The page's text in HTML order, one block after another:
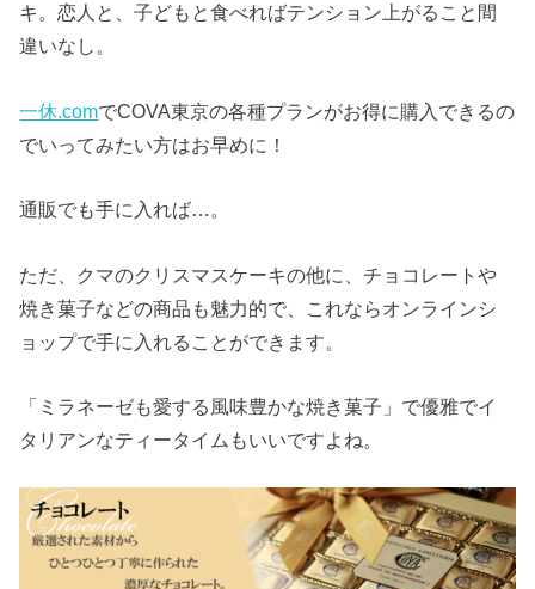
キ。恋人と、子どもと食べればテンション上がること間
違いなし。
一休.comでCOVA東京の各種プランがお得に購入できるの
でいってみたい方はお早めに！
通販でも手に入れば…。
ただ、クマのクリスマスケーキの他に、チョコレートや
焼き菓子などの商品も魅力的で、これならオンラインシ
ョップで手に入れることができます。
「ミラネーゼも愛する風味豊かな焼き菓子」で優雅でイ
タリアンなティータイムもいいですよね。